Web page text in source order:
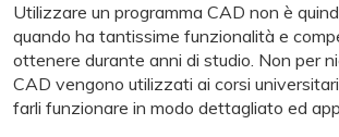
Utilizzare un programma CAD non è
quando ha tantissime funzionalità e
ottenere durante anni di studio. Non per
CAD vengono utilizzati ai corsi
farli funzionare in modo dettagliato ed